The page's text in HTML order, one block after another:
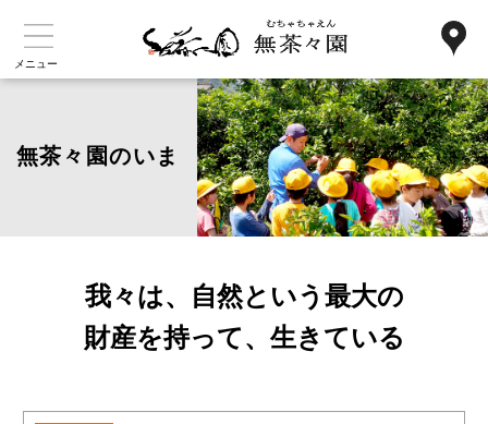
メニュー
無茶々園のいま
我々は、自然という最大の
財産を持って、生きている